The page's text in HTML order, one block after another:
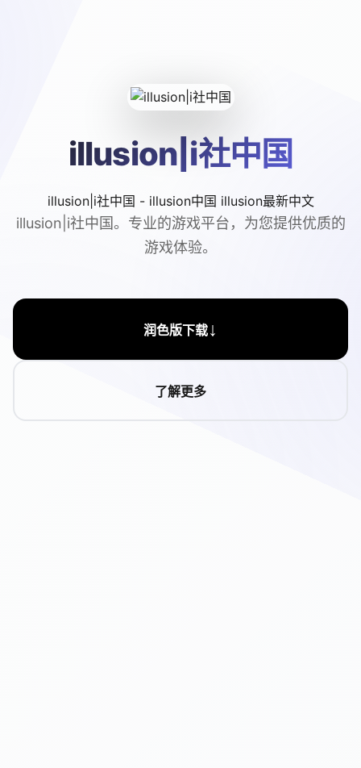
illusion|i社中国
illusion|i社中国 - illusion中国 illusion最新中文
illusion|i社中国。专业的游戏平台，为您提供优质的
游戏体验。
润色版下载↓
了解更多